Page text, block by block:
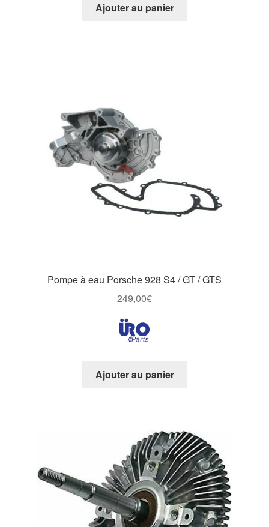
Ajouter au panier
Pompe à eau Porsche 928 S4 / GT / GTS
249,00€
Ajouter au panier